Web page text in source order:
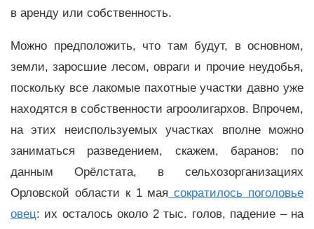
в аренду или собственность.
Можно предположить, что там будут, в основном,
земли, заросшие лесом, овраги и прочие неудобья,
поскольку все лакомые пахотные участки давно уже
находятся в собственности агроолигархов. Впрочем,
на этих неиспользуемых участках вполне можно
заниматься разведением, скажем, баранов: по
данным Орёлстата, в сельхозорганизациях
Орловской области к 1 мая сократилось поголовье
овец: их осталось около 2 тыс. голов, падение – на